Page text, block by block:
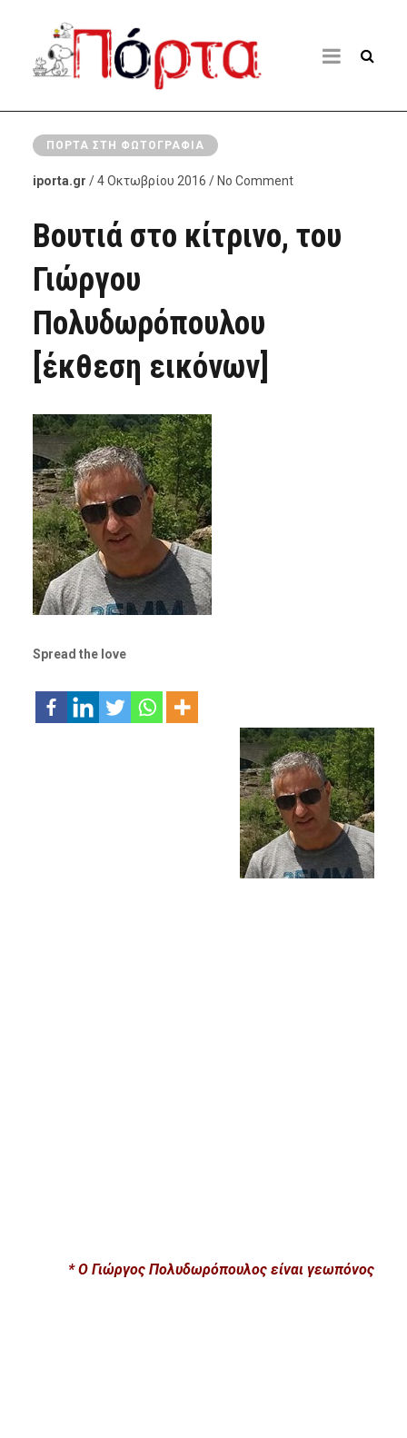
ΠΌΡΤΑ ΣΤΗ ΦΩΤΟΓΡΑΦΊΑ
iporta.gr / 4 Οκτωβρίου 2016 / No Comment
Βουτιά στο κίτρινο, του
Γιώργου
Πολυδωρόπουλου
[έκθεση εικόνων]
Spread the love
* O Γιώργος Πολυδωρόπουλος είναι γεωπόνος